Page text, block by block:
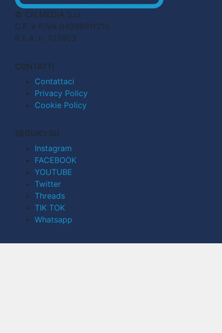
© CN MEDIA S.r.l.
C.F. e P.IVA 04998911210
R.E.A. n. 727803
CONTATTI
Contattaci
Privacy Policy
Cookie Policy
SEGUICI SU
Instagram
FACEBOOK
YOUTUBE
Twitter
Threads
TIK TOK
Whatsapp